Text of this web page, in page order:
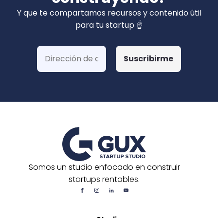
privados). Hemos ganado más de 15 fondos
de Corfo y 3 Startups Chile, además de otras
postulaciones o convocatorias.
Y que te compartamos recursos y contenido útil
para tu startup ☝️
Somos un studio enfocado en construir
startups rentables.